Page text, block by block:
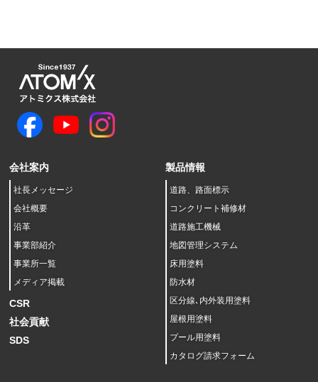
会社案内
社長メッセージ
会社概要
沿革
事業部紹介
事業所一覧
メディア掲載
CSR
社会貢献
SDS
製品情報
道路、路面標示
コンクリート補修材
道路施工機械
地図管理システム
床用塗料
防水材
区分線､内外装用塗料
屋根用塗料
プール用塗料
カタログ請求フォーム